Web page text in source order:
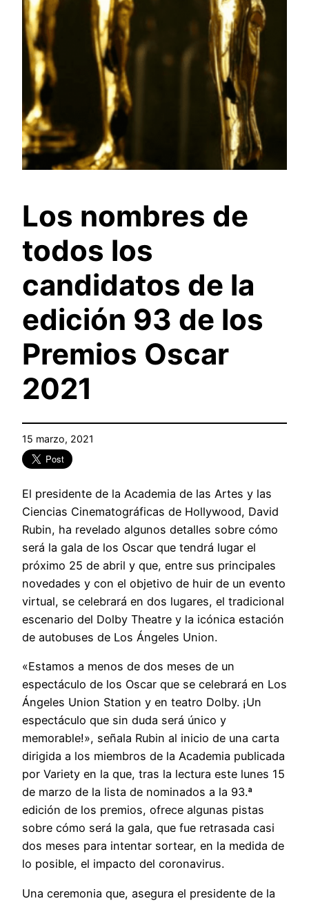
Los nombres de
todos los
candidatos de la
edición 93 de los
Premios Oscar
2021
15 marzo, 2021
El presidente de la Academia de las Artes y las
Ciencias Cinematográficas de Hollywood, David
Rubin, ha revelado algunos detalles sobre cómo
será la gala de los Oscar que tendrá lugar el
próximo 25 de abril y que, entre sus principales
novedades y con el objetivo de huir de un evento
virtual, se celebrará en dos lugares, el tradicional
escenario del Dolby Theatre y la icónica estación
de autobuses de Los Ángeles Union.
«Estamos a menos de dos meses de un
espectáculo de los Oscar que se celebrará en Los
Ángeles Union Station y en teatro Dolby. ¡Un
espectáculo que sin duda será único y
memorable!», señala Rubin al inicio de una carta
dirigida a los miembros de la Academia publicada
por Variety en la que, tras la lectura este lunes 15
de marzo de la lista de nominados a la 93.ª
edición de los premios, ofrece algunas pistas
sobre cómo será la gala, que fue retrasada casi
dos meses para intentar sortear, en la medida de
lo posible, el impacto del coronavirus.
Una ceremonia que, asegura el presidente de la